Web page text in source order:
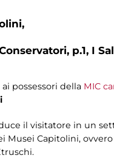
p.1, I
possessori della MIC
il visitatore in un
Musei Capitolini,